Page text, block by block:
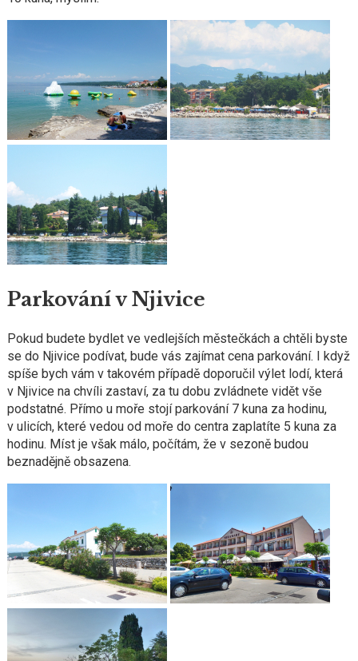
Parkování v Njivice
Pokud budete bydlet ve vedlejších městečkách a chtěli byste
se do Njivice podívat, bude vás zajímat cena parkování. I když
spíše bych vám v takovém případě doporučil výlet lodí, která
v Njivice na chvíli zastaví, za tu dobu zvládnete vidět vše
podstatné. Přímo u moře stojí parkování 7 kuna za hodinu,
v ulicích, které vedou od moře do centra zaplatíte 5 kuna za
hodinu. Míst je však málo, počítám, že v sezoně budou
beznadějně obsazena.